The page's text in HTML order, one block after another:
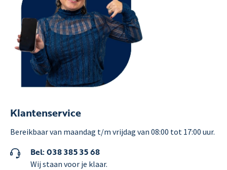
Klantenservice
Bereikbaar van maandag t/m vrijdag van 08:00 tot 17:00 uur.
Bel: 038 385 35 68
Wij staan voor je klaar.